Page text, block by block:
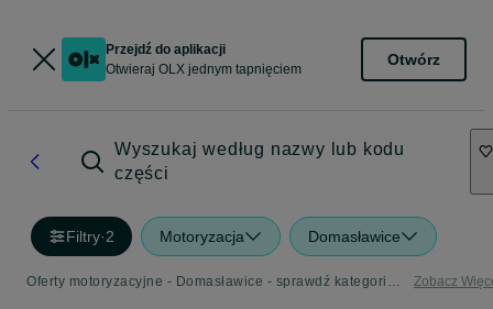
Przejdź do aplikacji
Otwieraj OLX jednym tapnięciem
Otwórz
Wyszukaj według nazwy lub kodu
części
Filtry·2 Motoryzacja Domasławice
Oferty motoryzacyjne - Domasławice - sprawdź kategorię Motoryzacja Zobacz